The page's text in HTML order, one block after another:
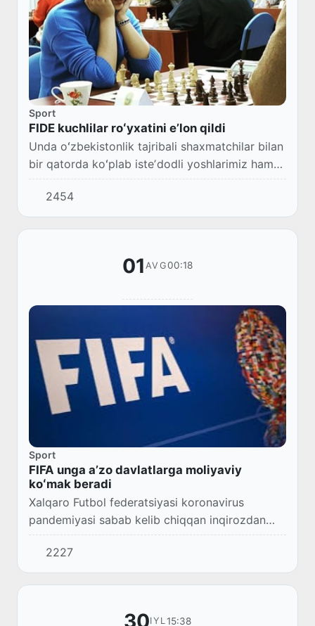
Sport
FIDE kuchlilar roʻyxatini eʼlon qildi
Unda oʻzbekistonlik tajribali shaxmatchilar bilan
bir qatorda koʻplab isteʼdodli yoshlarimiz ham
joy olganligi eʼtiborlidir.
2454
01 AVG00:18
Sport
FIFA unga aʼzo davlatlarga moliyaviy
koʻmak beradi
Xalqaro Futbol federatsiyasi koronavirus
pandemiyasi sabab kelib chiqqan inqirozdan
chiqib ketishlari uchun ayrim davlatlar uchun
moliyaviy qoʻllab-quvvatlash dasturini
tasdiqladi.
2227
IYL15:38